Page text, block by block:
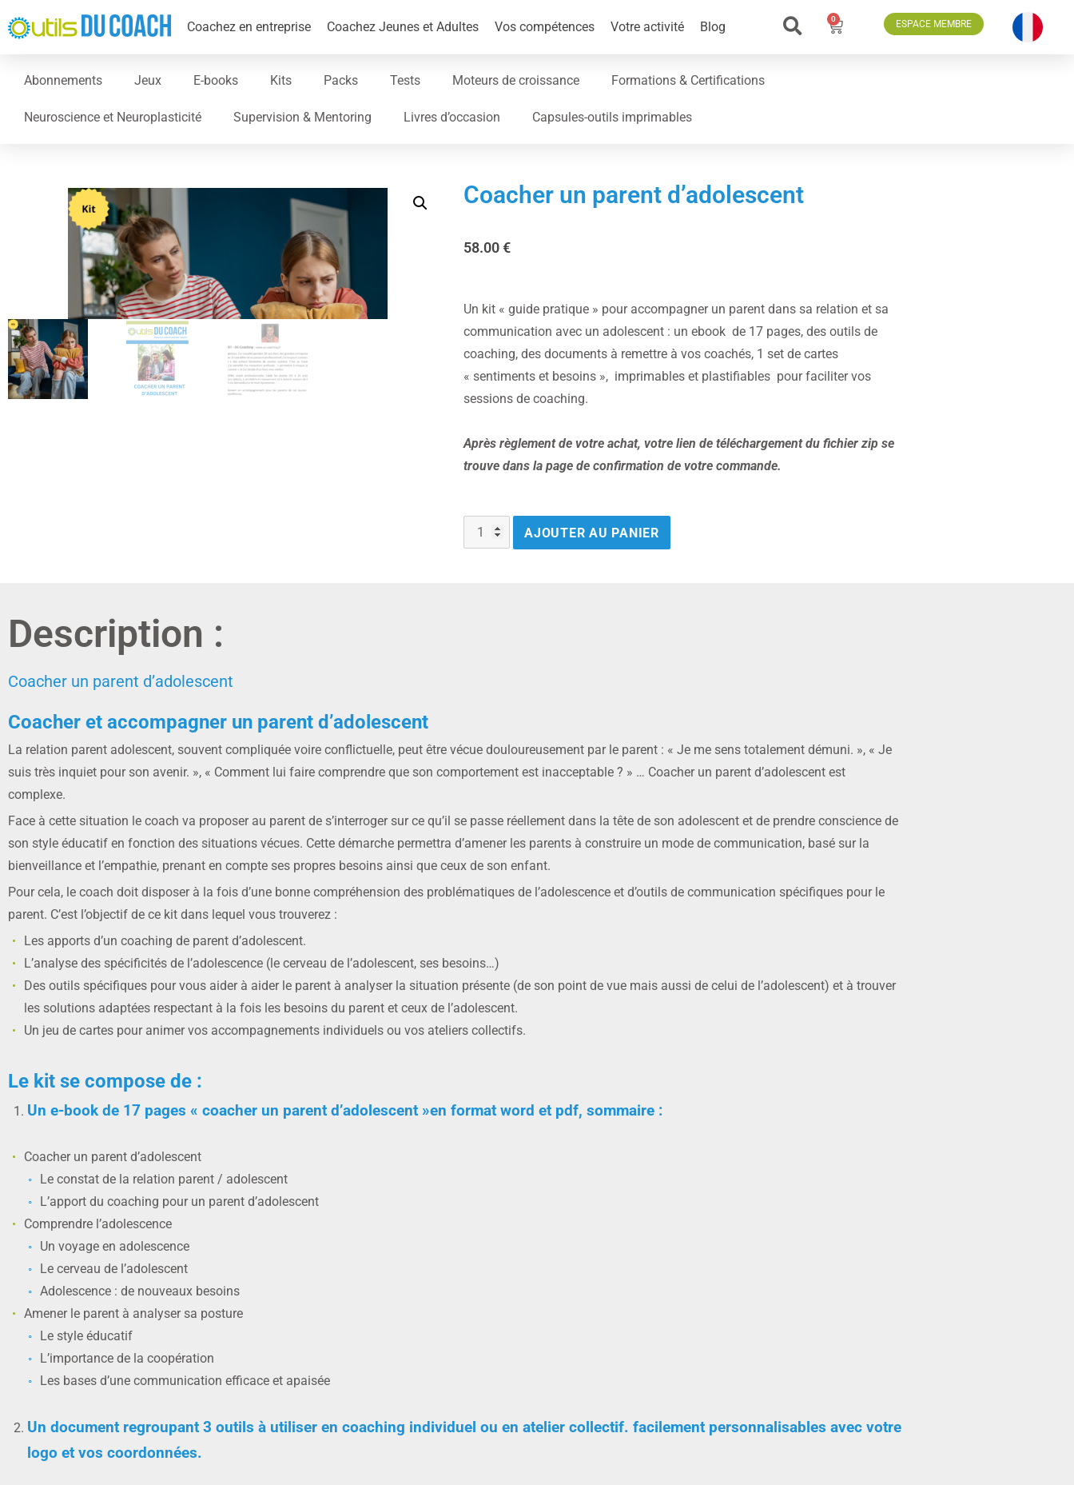
Coachez en entreprise Coachez Jeunes et Adultes Vos compétences Votre activité Blog
0 ESPACE MEMBRE
Abonnements Jeux E-books Kits Packs Tests Moteurs de croissance Formations & Certifications
Neuroscience et Neuroplasticité Supervision & Mentoring Livres d’occasion Capsules-outils imprimables
Coacher un parent d’adolescent
58.00€
Un kit « guide pratique » pour accompagner un parent dans sa relation et sa
communication avec un adolescent : un ebook de 17 pages, des outils de
coaching, des documents à remettre à vos coachés, 1 set de cartes
« sentiments et besoins », imprimables et plastifiables pour faciliter vos
sessions de coaching.
Après règlement de votre achat, votre lien de téléchargement du fichier zip se
trouve dans la page de confirmation de votre commande.
AJOUTER AU PANIER
Description :
Coacher un parent d’adolescent
Coacher et accompagner un parent d’adolescent
La relation parent adolescent, souvent compliquée voire conflictuelle, peut être vécue douloureusement par le parent : « Je me sens totalement démuni. », « Je
suis très inquiet pour son avenir. », « Comment lui faire comprendre que son comportement est inacceptable ? » … Coacher un parent d’adolescent est
complexe.
Face à cette situation le coach va proposer au parent de s’interroger sur ce qu’il se passe réellement dans la tête de son adolescent et de prendre conscience de
son style éducatif en fonction des situations vécues. Cette démarche permettra d’amener les parents à construire un mode de communication, basé sur la
bienveillance et l’empathie, prenant en compte ses propres besoins ainsi que ceux de son enfant.
Pour cela, le coach doit disposer à la fois d’une bonne compréhension des problématiques de l’adolescence et d’outils de communication spécifiques pour le
parent. C’est l’objectif de ce kit dans lequel vous trouverez :
Les apports d’un coaching de parent d’adolescent.
L’analyse des spécificités de l’adolescence (le cerveau de l’adolescent, ses besoins…)
Des outils spécifiques pour vous aider à aider le parent à analyser la situation présente (de son point de vue mais aussi de celui de l’adolescent) et à trouver
les solutions adaptées respectant à la fois les besoins du parent et ceux de l’adolescent.
Un jeu de cartes pour animer vos accompagnements individuels ou vos ateliers collectifs.
Le kit se compose de :
Un e-book de 17 pages « coacher un parent d’adolescent »en format word et pdf, sommaire :
Coacher un parent d’adolescent
Le constat de la relation parent / adolescent
L’apport du coaching pour un parent d’adolescent
Comprendre l’adolescence
Un voyage en adolescence
Le cerveau de l’adolescent
Adolescence : de nouveaux besoins
Amener le parent à analyser sa posture
Le style éducatif
L’importance de la coopération
Les bases d’une communication efficace et apaisée
Un document regroupant 3 outils à utiliser en coaching individuel ou en atelier collectif. facilement personnalisables avec votre
logo et vos coordonnées.